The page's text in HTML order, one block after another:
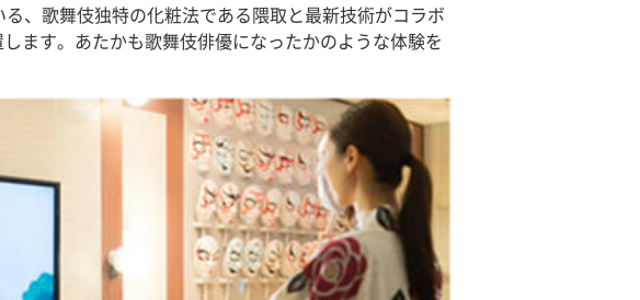
、歌舞伎独特の化粧法である隈取と最新技術がコラボ
ます。あたかも歌舞伎俳優になったかのような体験を